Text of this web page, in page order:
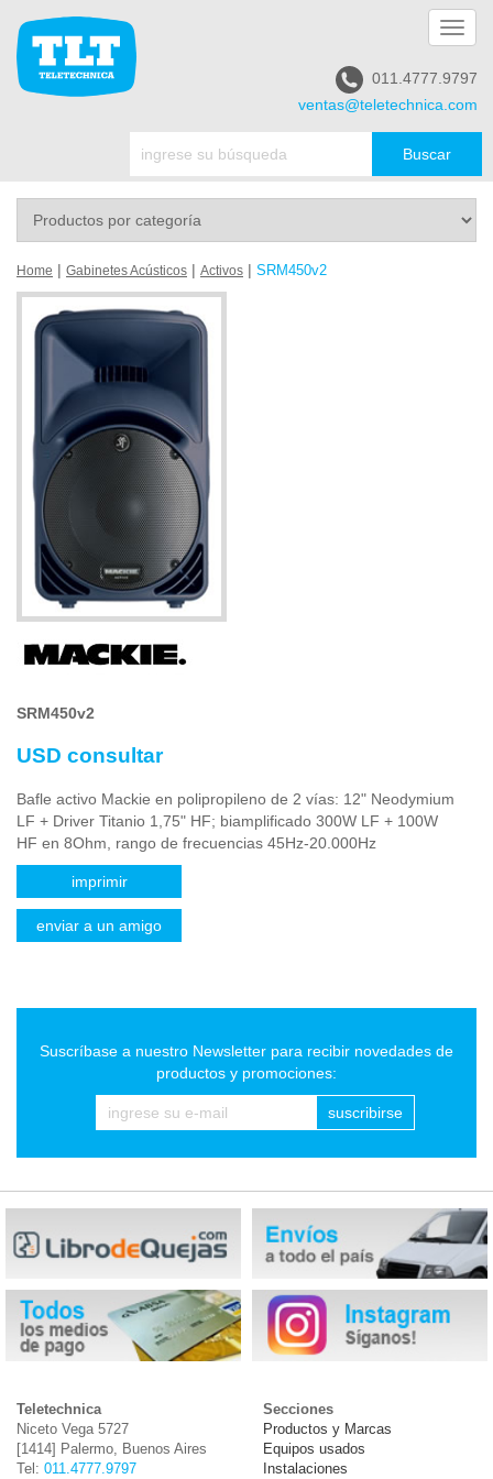
011.4777.9797
ventas@teletechnica.com
Home | Gabinetes Acústicos | Activos | SRM450v2
SRM450v2
USD consultar
Bafle activo Mackie en polipropileno de 2 vías: 12" Neodymium
LF + Driver Titanio 1,75" HF; biamplificado 300W LF + 100W
HF en 8Ohm, rango de frecuencias 45Hz-20.000Hz
imprimir
enviar a un amigo
Suscríbase a nuestro Newsletter para recibir novedades de
productos y promociones:
suscribirse
Teletechnica
Niceto Vega 5727
[1414] Palermo, Buenos Aires
Tel: 011.4777.9797
Secciones
Productos y Marcas
Equipos usados
Instalaciones